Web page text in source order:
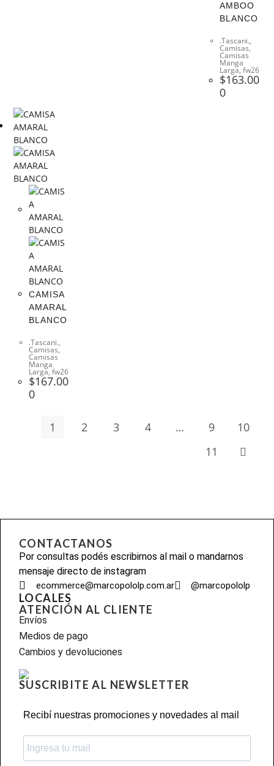
AMBOO
BLANCO
.Tascani.,
Camisas,
Camisas
Manga
Larga,fw26
$163.00
0
CAMISA
AMARAL
BLANCO
.Tascani.,
Camisas,
Camisas
Manga
Larga,fw26
$167.00
0
1 2 3 4 … 9
10
11
CONTACTANOS
Por consultas podés escribirnos al mail o mandarnos
mensaje directo de instagram
ecommerce@marcopololp.com.ar @marcopololp
LOCALES
ATENCIÓN AL CLIENTE
Envíos
Medios de pago
Cambios y devoluciones
SUSCRIBITE AL NEWSLETTER
Recibí nuestras promociones y novedades al mail